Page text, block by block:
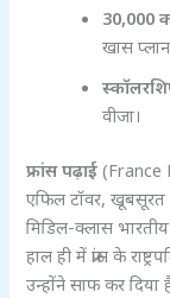
30,000
खास
वीजा।
फ्रांस पढ़ाई (France
एफिल टॉवर,
मिडिल-क्लास
हाल ही में फ्रांस के
उन्होंने साफ कर